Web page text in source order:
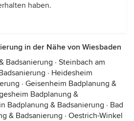
haben.
in der Nähe von Wiesbaden
Badsanierung · Steinbach am
· Heidesheim
· Geisenheim Badplanung &
Badplanung &
Badplanung & Badsanierung · Bad
& Badsanierung · Oestrich-Winkel